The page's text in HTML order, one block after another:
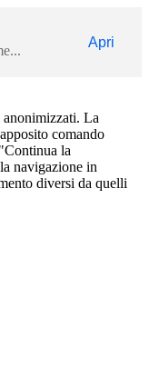
Apri
La
comando
la
navigazione in
diversi da quelli